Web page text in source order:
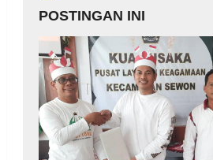
POSTINGAN INI